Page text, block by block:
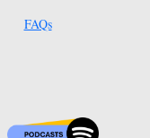
FAQs